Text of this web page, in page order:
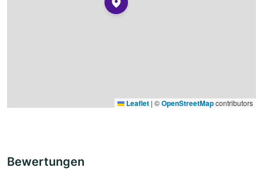
Leaflet | ©OpenStreetMapcontributors
Bewertungen